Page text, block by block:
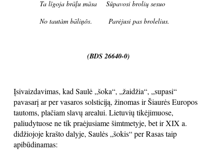
Ta līgoja brāļu māsa Sūpavosi brolių sesuo
No tautàm bāliņôs. Parėjusi pas brolelius.
(BDS 26640-0)
Įsivaizdavimas, kad Saulė „šoka“, „žaidžia“, „supasi“
pavasarį ar per vasaros solsticiją, žinomas ir Šiaurės Europos
tautoms, plačiam slavų arealui. Lietuvių tikėjimuose,
paliudytuose ne tik praėjusiame šimtmetyje, bet ir XIX a.
didžiojoje krašto dalyje, Saulės „šokis“ per Rasas taip
apibūdinamas: